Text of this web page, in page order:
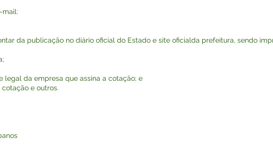
mail:
da publicação no diário oficial do Estado e site oficialda prefeitura, sendo
legal da empresa que assina a cotação; e
e outros.